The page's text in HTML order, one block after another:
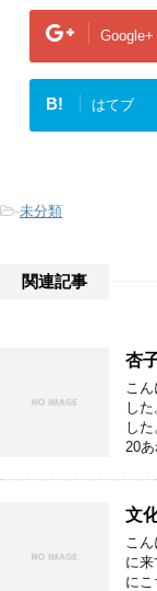
Google+
B! はてブ
-未分類
関連記事
杏
こ
し
し
20
文
こ
に
に